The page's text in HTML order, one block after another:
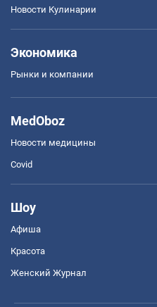
Новости Кулинарии
Экономика
Рынки и компании
MedOboz
Новости медицины
Covid
Шоу
Афиша
Красота
Женский Журнал